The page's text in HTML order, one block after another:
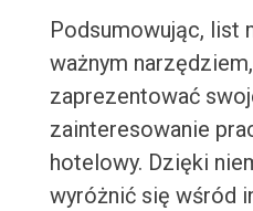
Podsumowując, list
ważnym
zaprezentować
zainteresowanie
hotelowy. Dzięki
wyróżnić się wśród